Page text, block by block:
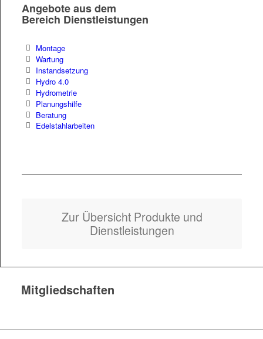
Angebote aus dem
Bereich Dienstleistungen
Mon­tage
Wartung
Instand­set­zung
Hydro 4.0
Hydrome­trie
Pla­nung­shil­fe
Beratung
Edel­stahlar­beit­en
Zur Über­sicht Pro­duk­te und
Dienstleistungen
Mitgliedschaften